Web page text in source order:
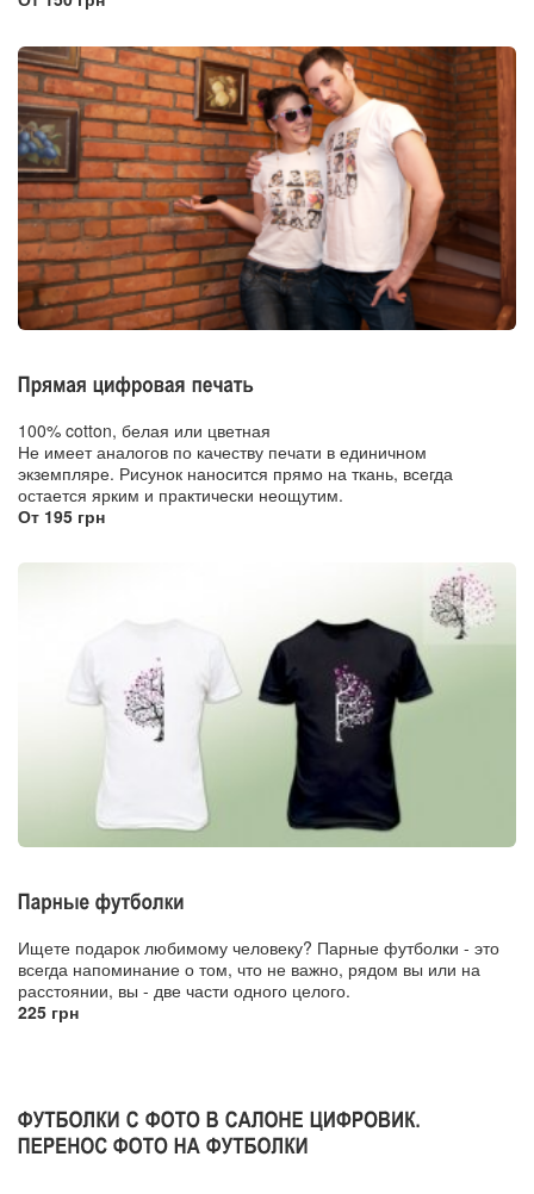
100% cotton, белая или цветная
Не имеет аналогов по качеству печати в единичном
экземпляре. Рисунок наносится прямо на ткань, всегда
остается ярким и практически неощутим.
От 195 грн
Ищете подарок любимому человеку? Парные футболки - это
всегда напоминание о том, что не важно, рядом вы или на
расстоянии, вы - две части одного целого.
225 грн